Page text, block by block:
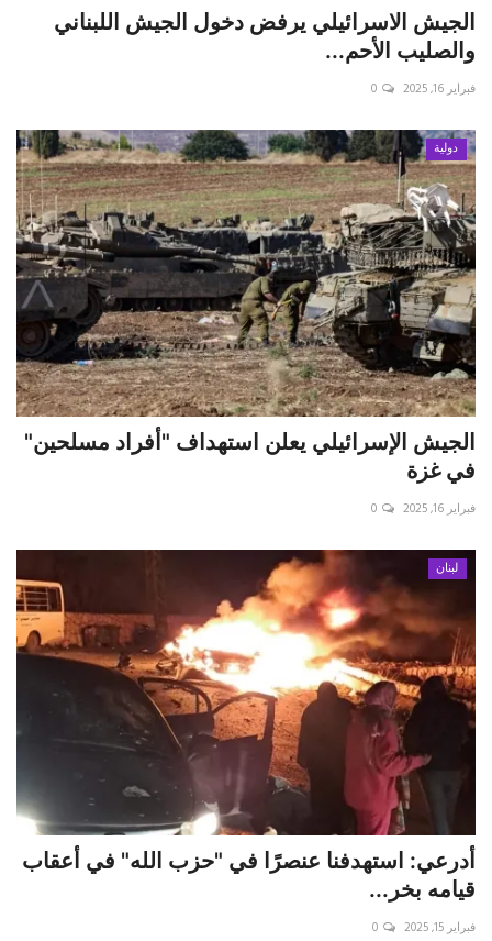
الجيش الاسرائيلي يرفض دخول الجيش اللبناني
والصليب الأحم...
فبراير 16, 2025 0
دولية
الجيش الإسرائيلي يعلن استهداف "أفراد مسلحين"
في غزة
فبراير 16, 2025 0
لبنان
أدرعي: استهدفنا عنصرًا في "حزب الله" في أعقاب
قيامه بخر...
فبراير 15, 2025 0